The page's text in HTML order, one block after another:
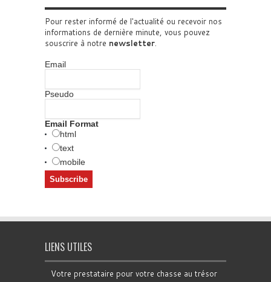
Pour rester informé de l'actualité ou recevoir nos
informations de dernière minute, vous pouvez
souscrire à notre newsletter.
Email
Pseudo
Email Format
html
text
mobile
LIENS UTILES
Votre prestataire pour votre chasse au trésor